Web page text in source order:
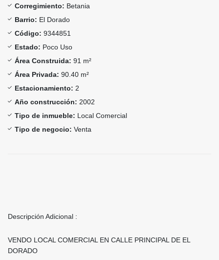
Corregimiento: Betania
Barrio: El Dorado
Código: 9344851
Estado: Poco Uso
Área Construida: 91 m²
Área Privada: 90.40 m²
Estacionamiento: 2
Año construcción: 2002
Tipo de inmueble: Local Comercial
Tipo de negocio: Venta
Descripción Adicional :
VENDO LOCAL COMERCIAL EN CALLE PRINCIPAL DE EL
DORADO